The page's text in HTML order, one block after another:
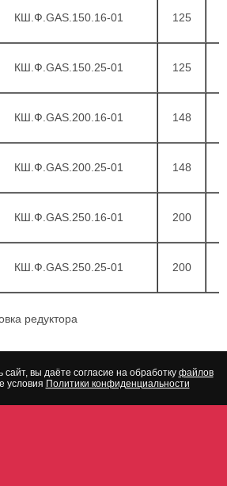
КШ.Ф.GAS.150.16-01 125
КШ.Ф.GAS.150.25-01 125
КШ.Ф.GAS.200.16-01 148
КШ.Ф.GAS.200.25-01 148
КШ.Ф.GAS.250.16-01 200
КШ.Ф.GAS.250.25-01 200
редуктора
вы даёте согласие на обработку файлов
условия Политики конфиденциальности